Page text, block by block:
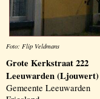
Foto: Flip Veldmans
Grote Kerkstraat 222
Leeuwarden (Ljouwert)
Gemeente Leeuwarden